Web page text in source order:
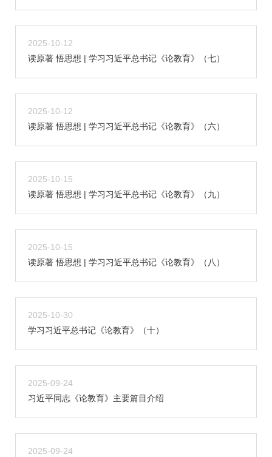
2025-10-12
读原著 悟思想 | 学习习近平总书记《论教育》（七）
2025-10-12
读原著 悟思想 | 学习习近平总书记《论教育》（六）
2025-10-15
读原著 悟思想 | 学习习近平总书记《论教育》（九）
2025-10-15
读原著 悟思想 | 学习习近平总书记《论教育》（八）
2025-10-30
学习习近平总书记《论教育》（十）
2025-09-24
习近平同志《论教育》主要篇目介绍
2025-09-24